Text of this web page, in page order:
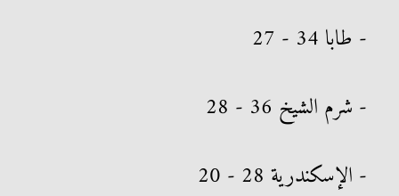
- طابا 34 - 27
- شرم الشيخ 36 - 28
- الإسكندرية 28 - 20